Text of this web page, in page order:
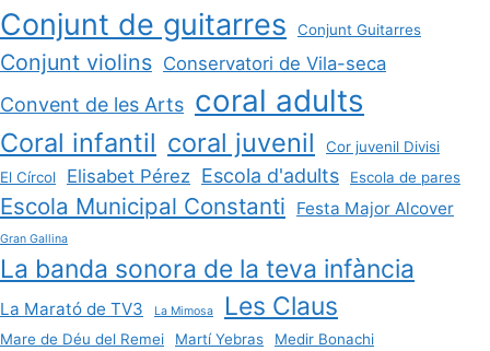
Conjunt de guitarres Conjunt Guitarres
Conjunt violins Conservatori de Vila-seca
Convent de les Arts coral adults
Coral infantil coral juvenil
Cor juvenil Divisi
El Círcol
Elisabet Pérez Escola d'adults Escola de pares
Escola Municipal Constanti Festa Major Alcover
Gran Gallina
La banda sonora de la teva infància
La Marató de TV3 La Mimosa Les Claus
Mare de Déu del Remei Martí Yebras
Medir Bonachi